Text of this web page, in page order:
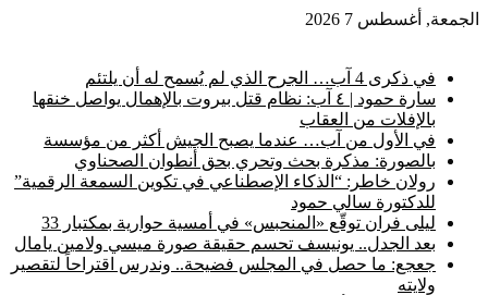
الجمعة, أغسطس 7 2026
في ذكرى 4 آب… الجرح الذي لم يُسمح له أن يلتئم
سارة حمود | ٤ آب: نظام قتل بيروت بالإهمال يواصل خنقها
بالإفلات من العقاب
في الأول من آب… عندما يصبح الجيش أكثر من مؤسسة
بالصورة: مذكرة بحث وتحري بحق أنطوان الصحناوي
رولان خاطر: “الذكاء الإصطناعي في تكوين السمعة الرقمية”
للدكتورة سالي حمود
ليلى فران توقّع «المنحبس» في أمسية حوارية بمكتبار 33
بعد الجدل.. يونيسف تحسم حقيقة صورة ميسي ولامين يامال
جعجع: ما حصل في المجلس فضيحة.. وندرس اقتراحاً لتقصير
ولايته